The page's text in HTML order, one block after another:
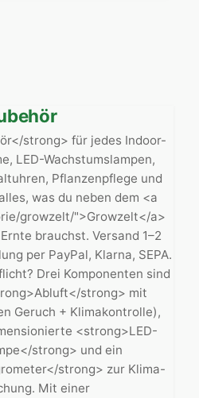
strong> für jedes Indoor-
LED-Wachstumslampen,
Pflanzenpflege und
was du neben dem <a
growzelt/">Growzelt</a>
brauchst. Versand 1–2
per PayPal, Klarna, SEPA.
Drei Komponenten sind
strong> mit
Geruch + Klimakontrolle),
<strong>LED-
strong> und ein
strong> zur Klima-
Mit einer